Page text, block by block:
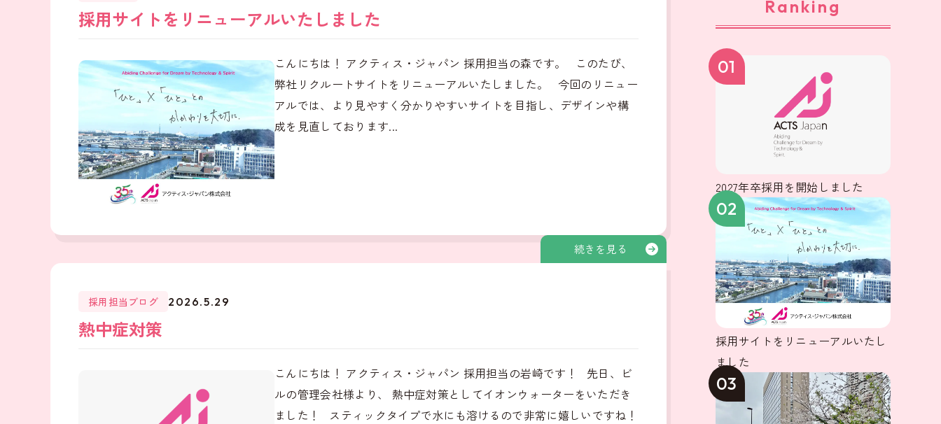
採用サイトをリニューアルいたしました
こんにちは！ アクティス・ジャパン 採用担当の森です。 このたび、
弊社リクルートサイトをリニューアルいたしました。 今回のリニュー
アルでは、より見やすく分かりやすいサイトを目指し、デザインや構
成を見直しております...
続きを見る
採用担当ブログ 2026.5.29
熱中症対策
こんにちは！ アクティス・ジャパン 採用担当の岩崎です！ 先日、ビ
ルの管理会社様より、 熱中症対策としてイオンウォーターをいただき
ました！ スティックタイプで水にも溶けるので非常に嬉しいですね！
Ranking
01
2027年卒採用を開始しました
02
採用サイトをリニューアルいたし
ました
03